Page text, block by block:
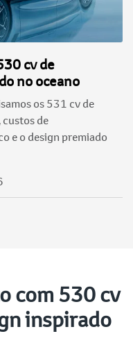
cv de
no oceano
os 531 cv de
de
e o design premiado
com 530 cv
inspirado